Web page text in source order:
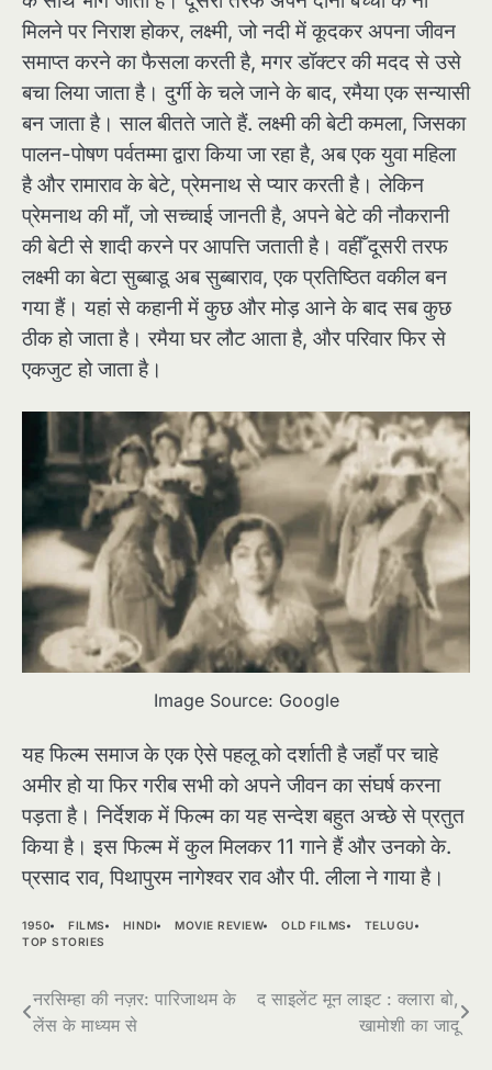
मिलने पर निराश होकर, लक्ष्मी, जो नदी में कूदकर अपना जीवन
समाप्त करने का फैसला करती है, मगर डॉक्टर की मदद से उसे
बचा लिया जाता है। दुर्गी के चले जाने के बाद, रमैया एक सन्यासी
बन जाता है। साल बीतते जाते हैं. लक्ष्मी की बेटी कमला, जिसका
पालन-पोषण पर्वतम्मा द्वारा किया जा रहा है, अब एक युवा महिला
है और रामाराव के बेटे, प्रेमनाथ से प्यार करती है। लेकिन
प्रेमनाथ की माँ, जो सच्चाई जानती है, अपने बेटे की नौकरानी
की बेटी से शादी करने पर आपत्ति जताती है। वहीँ दूसरी तरफ
लक्ष्मी का बेटा सुब्बाडू अब सुब्बाराव, एक प्रतिष्ठित वकील बन
गया हैं। यहां से कहानी में कुछ और मोड़ आने के बाद सब कुछ
ठीक हो जाता है। रमैया घर लौट आता है, और परिवार फिर से
एकजुट हो जाता है।
Image Source: Google
यह फिल्म समाज के एक ऐसे पहलू को दर्शाती है जहाँ पर चाहे
अमीर हो या फिर गरीब सभी को अपने जीवन का संघर्ष करना
पड़ता है। निर्देशक में फिल्म का यह सन्देश बहुत अच्छे से प्रतुत
किया है। इस फिल्म में कुल मिलकर 11 गाने हैं और उनको के.
प्रसाद राव, पिथापुरम नागेश्वर राव और पी. लीला ने गाया है।
1950 FILMS HINDI MOVIE REVIEW OLD FILMS
TELUGU
TOP STORIES
Post
नरसिम्हा की नज़र: पारिजाथम के
लेंस के माध्यम से
द साइलेंट मून लाइट : क्लारा बो,
खामोशी का जादू